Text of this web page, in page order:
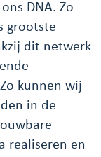
DNA. Zo
grootste
dit netwerk
kunnen wij
in de
realiseren en